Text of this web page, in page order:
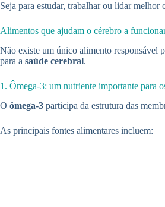
Seja para estudar, trabalhar ou lidar melhor
Alimentos que ajudam o cérebro a
Não existe um único alimento responsável
para a saúde cerebral.
1. Ômega-3: um nutriente importante para
O ômega-3 participa da estrutura das
As principais fontes alimentares incluem: